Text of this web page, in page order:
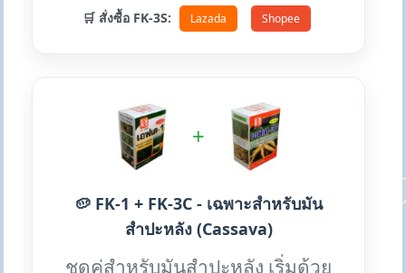
🛒 สั่งซื้อ FK-3S: Lazada Shopee
+
🥔 FK-1 + FK-3C - เฉพาะสำหรับมัน
สำปะหลัง (Cassava)
ชุดคู่สำหรับมันสำปะหลัง เริ่มด้วย